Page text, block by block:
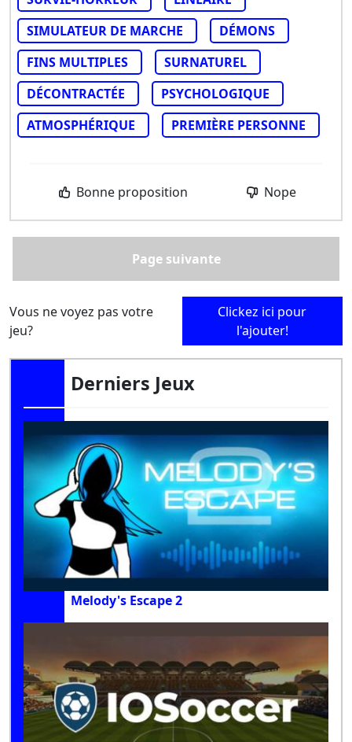
SIMULATEUR DE MARCHE
DÉMONS
FINS MULTIPLES
SURNATUREL
DÉCONTRACTÉE
PSYCHOLOGIQUE
ATMOSPHÉRIQUE
PREMIÈRE PERSONNE
Bonne proposition Nope
Page suivante
Vous ne voyez pas votre
jeu?
Clickez ici pour
l'ajouter!
Derniers Jeux
Melody's Escape 2